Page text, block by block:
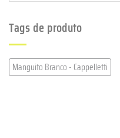
Tags de produto
Manguito Branco - Cappelletti